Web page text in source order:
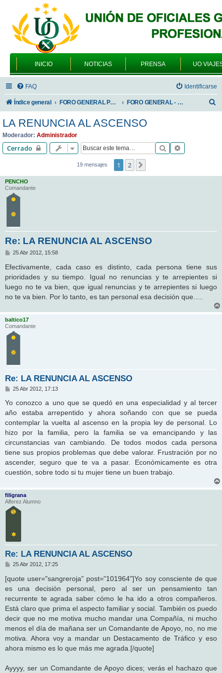
INICIO NOTICIAS PRENSA UO
FAQ Identificarse
Índice general FORO GENERAL PARA TODOS LOS USUARIOS FORO GENERAL - TEMAS PROFESIONALES
LA RENUNCIA AL ASCENSO
Moderador: Administrador
Cerrado Buscar
19 mensajes 1 2
PENCHO
Comandante
Re: LA RENUNCIA AL ASCENSO
M
n
s
a
e
25 Abr 2012, 15:58
Efectivamente, cada caso es distinto, cada persona tiene sus
prioridades y su tiempo. Igual no renuncias y te arrepientes si
luego no te va bien, que igual renuncias y te arrepientes si luego
no te va bien. Por lo tanto, es tan personal esa decisión que.....
baltico17
Comandante
Re: LA RENUNCIA AL ASCENSO
M
n
a
j
e
25 Abr 2012, 17:13
Yo conozco a uno que se quedó en una especialidad y al tercer
año estaba arrepentido y ahora soñando con que se pueda
contemplar la vuelta al ascenso en la propia ley de personal. Lo
hizo por la familia, pero la familia se va emancipando y las
circunstancias van cambiando. De todos modos cada persona
tiene sus propios problemas que debe valorar. Frustración por no
ascender, seguro que te va a pasar. Económicamente es otra
cuestión, sobre todo si tu mujer tiene un buen trabajo.
filigrana
Alferez Alumno
Re: LA RENUNCIA AL ASCENSO
M
n
s
a
e
25 Abr 2012, 17:25
[quote user="sangreroja" post="101964"]Yo soy consciente de que
es una decisión personal, pero al ser un pensamiento tan
recurrente te agrada saber cómo le ha ido a otros compañeros.
Está claro que prima el aspecto familiar y social. También os puedo
decir que no me motiva mucho mandar una Compañía, ni mucho
menos el día de mañana ser un Comandante de Apoyo, no, no me
motiva. Ahora voy a mandar un Destacamento de Tráfico y eso
ahora mismo es lo que más me agrada.[/quote]
Ayyyy, ser un Comandante de Apoyo dices; verás el hachazo que